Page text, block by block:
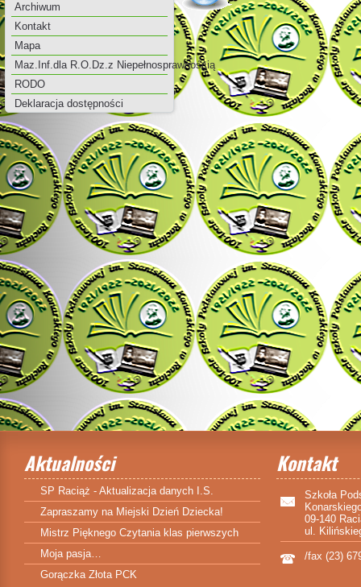
Archiwum
Kontakt
Mapa
Maz.Inf.dla R.O.Dz.z Niepełnosprawnością
RODO
Deklaracja dostępności
Aktualności
SP Raciąż - Aktualizacja danych I.S.
Zapraszamy na Miejski Dzień Dziecka!
Mistrz Pięknego Czytania klas pierwszych
Moja pasja…
Gorączka Złota PCK
Kontakt
Szkoła
09-140
ul.
/fax (23)